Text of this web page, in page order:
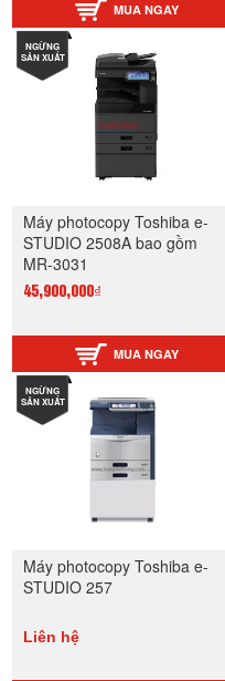
MUA NGAY
NGỪNG
SẢN XUẤT
Máy photocopy Toshiba e-
STUDIO 2508A bao gồm
MR-3031
45,900,000₫
MUA NGAY
NGỪNG
SẢN XUẤT
Máy photocopy Toshiba e-
STUDIO 257
Liên hệ